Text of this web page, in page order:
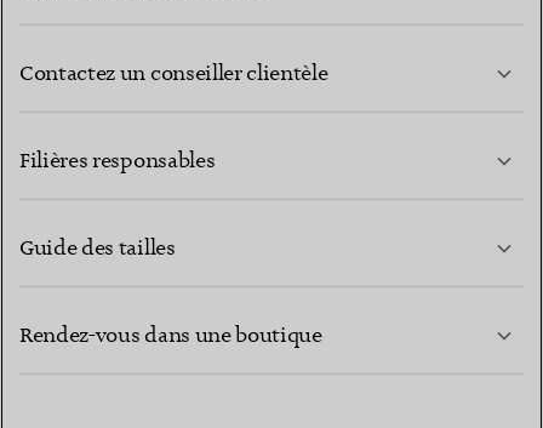
Contactez un conseiller clientèle
Filières responsables
Guide des tailles
Rendez-vous dans une boutique